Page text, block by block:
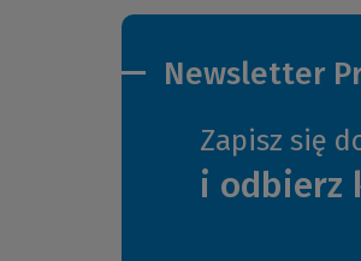
Newsletter
Zapisz się
i odbierz